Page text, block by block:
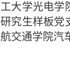
工大学光电学
研究生样板党
航交通学院汽